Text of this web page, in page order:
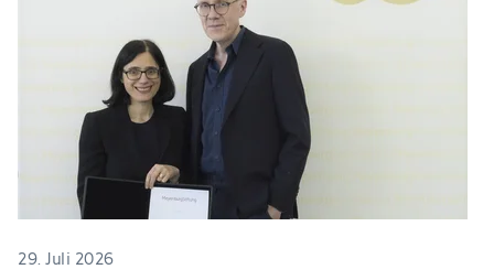
29. Juli 2026